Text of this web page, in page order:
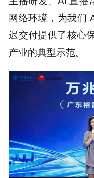
网络环境，为我们
迟交付提供了核心
产业的典型示范。